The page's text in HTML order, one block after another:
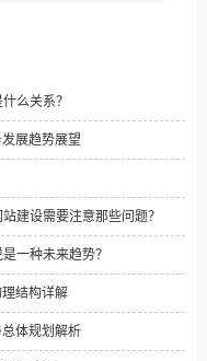
么关系？
展趋势展望
建设需要注意那些问题？
一种未来趋势？
结构详解
体规划解析